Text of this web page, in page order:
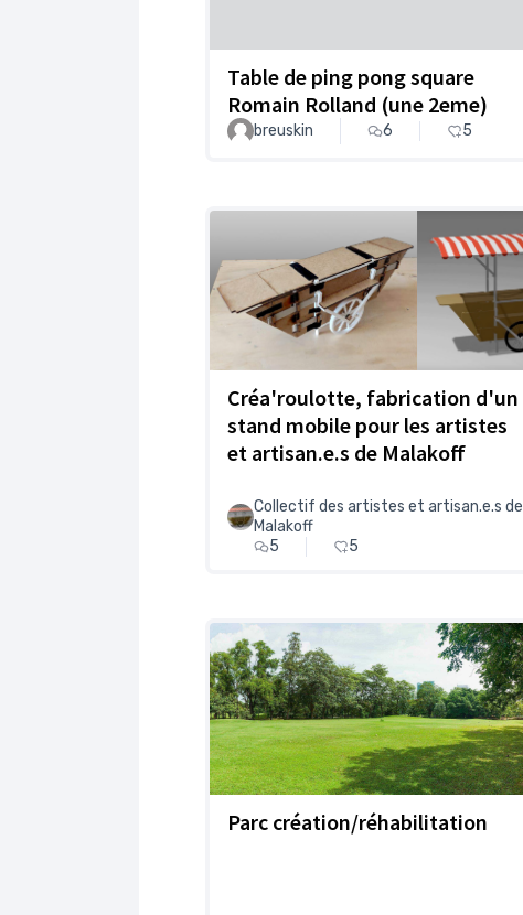
Table de ping pong square
Romain Rolland (une 2eme)
breuskin 6 5
Créa'roulotte, fabrication d'un
stand mobile pour les artistes
et artisan.e.s de Malakoff
Collectif des artistes et artisan.e.s de
Malakoff
5
5
Parc création/réhabilitation